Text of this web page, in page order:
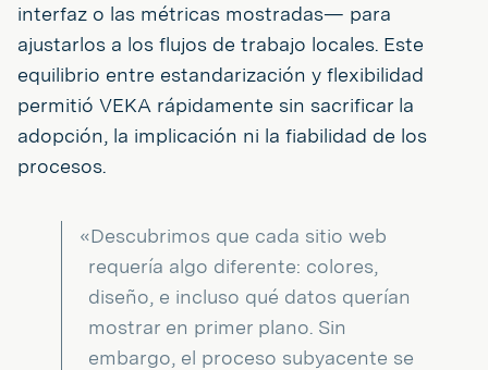
interfaz o las métricas mostradas— para
ajustarlos a los flujos de trabajo locales. Este
equilibrio entre estandarización y flexibilidad
permitió VEKA rápidamente sin sacrificar la
adopción, la implicación ni la fiabilidad de los
procesos.
«Descubrimos que cada sitio web
requería algo diferente: colores,
diseño, e incluso qué datos querían
mostrar en primer plano. Sin
embargo, el proceso subyacente se